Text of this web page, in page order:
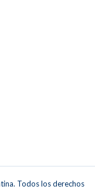
Todos los derechos